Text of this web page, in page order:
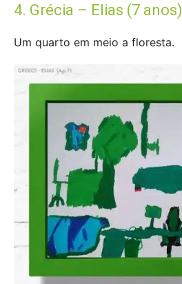
4. Grécia – Elias (7 anos)
Um quarto em meio a floresta.